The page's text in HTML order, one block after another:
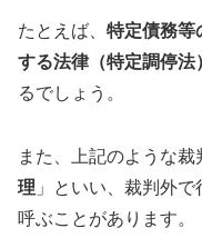
たとえば、 特定債務等
する法律（特定調停法
るでしょう。
また、上記のような裁
理 」といい、裁判外
呼ぶことがあります。